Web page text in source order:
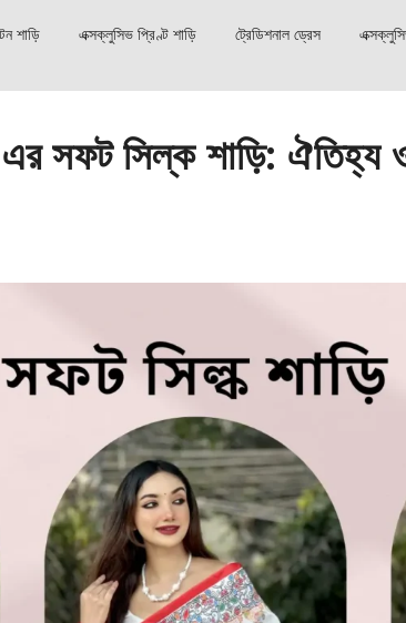
শাড়ি এক্সক্লুসিভ প্রিণ্ট শাড়ি ট্রেডিশনাল ড্রেস
সফট সিল্ক শাড়ি: ঐতিহ্য